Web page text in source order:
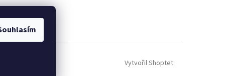
Vytvořil Shoptet